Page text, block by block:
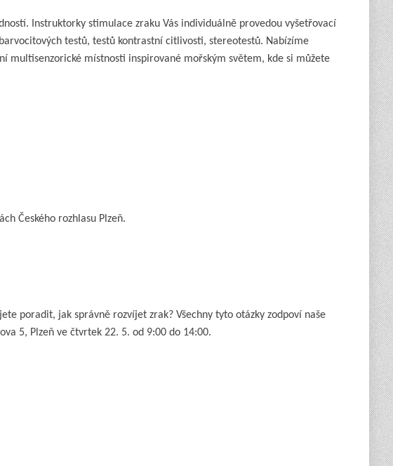
Instruktorky stimulace zraku Vás individuálně provedou vyšetřovací
testů, testů kontrastní citlivosti, stereotestů. Nabízíme
multisenzorické místnosti inspirované mořským světem, kde si můžete
Českého rozhlasu Plzeň.
poradit, jak správně rozvíjet zrak? Všechny tyto otázky zodpoví naše
5, Plzeň ve čtvrtek 22. 5. od 9:00 do 14:00.